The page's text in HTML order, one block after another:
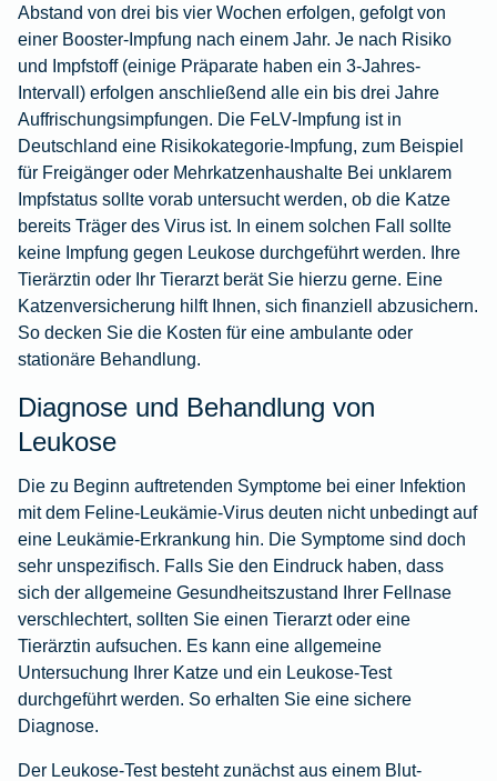
Abstand von drei bis vier Wochen erfolgen, gefolgt von
einer Booster-Impfung nach einem Jahr. Je nach Risiko
und Impfstoff (einige Präparate haben ein 3-Jahres-
Intervall) erfolgen anschließend alle ein bis drei Jahre
Auffrischungsimpfungen. Die FeLV‑Impfung ist in
Deutschland eine Risikokategorie‑Impfung, zum Beispiel
für Freigänger oder Mehrkatzenhaushalte Bei unklarem
Impfstatus sollte vorab untersucht werden, ob die Katze
bereits Träger des Virus ist. In einem solchen Fall sollte
keine Impfung gegen Leukose durchgeführt werden. Ihre
Tierärztin oder Ihr Tierarzt berät Sie hierzu gerne. Eine
Katzenversicherung hilft Ihnen, sich finanziell abzusichern.
So decken Sie die Kosten für eine ambulante oder
stationäre Behandlung.
Diagnose und Behandlung von
Leukose
Die zu Beginn auftretenden Symptome bei einer Infektion
mit dem Feline-Leukämie-Virus deuten nicht unbedingt auf
eine Leukämie-Erkrankung hin. Die Symptome sind doch
sehr unspezifisch. Falls Sie den Eindruck haben, dass
sich der allgemeine Gesundheitszustand Ihrer Fellnase
verschlechtert, sollten Sie einen Tierarzt oder eine
Tierärztin aufsuchen. Es kann eine allgemeine
Untersuchung Ihrer Katze und ein Leukose-Test
durchgeführt werden. So erhalten Sie eine sichere
Diagnose.
Der Leukose-Test besteht zunächst aus einem Blut-